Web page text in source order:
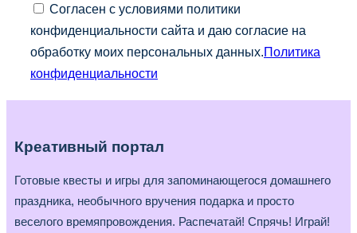
Согласен с условиями политики
конфиденциальности сайта и даю согласие на
обработку моих персональных данных. Политика
конфиденциальности
Креативный портал
Готовые квесты и игры для запоминающегося домашнего
праздника, необычного вручения подарка и просто
веселого времяпровождения. Распечатай! Спрячь! Играй!